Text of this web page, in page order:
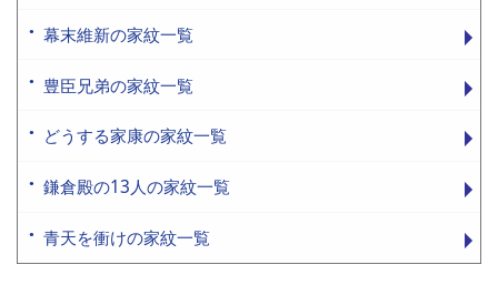
幕末維新の家紋一覧
豊臣兄弟の家紋一覧
どうする家康の家紋一覧
鎌倉殿の13人の家紋一覧
青天を衝けの家紋一覧